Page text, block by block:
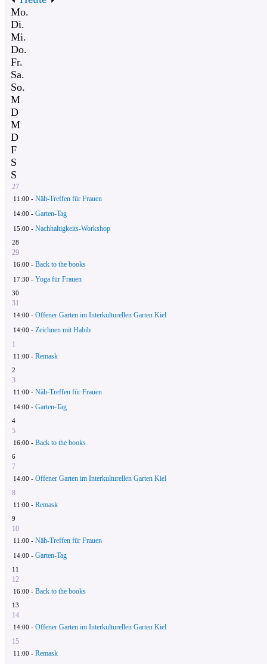
Mo.
Di.
Mi.
Do.
Fr.
Sa.
So.
M
D
M
D
F
S
S
27
11:00 - Näh-Treffen für Frauen
14:00 - Garten-Tag
15:00 - Nachhaltigkeits-Workshop
28
29
16:00 - Back to the books
17:30 - Yoga für Frauen
30
31
14:00 - Offener Garten im Interkulturellen Garten Kiel
14:00 - Zeichnen mit Habib
1
11:00 - Remask
2
3
11:00 - Näh-Treffen für Frauen
14:00 - Garten-Tag
4
5
16:00 - Back to the books
6
7
14:00 - Offener Garten im Interkulturellen Garten Kiel
8
11:00 - Remask
9
10
11:00 - Näh-Treffen für Frauen
14:00 - Garten-Tag
11
12
16:00 - Back to the books
13
14
14:00 - Offener Garten im Interkulturellen Garten Kiel
15
11:00 - Remask